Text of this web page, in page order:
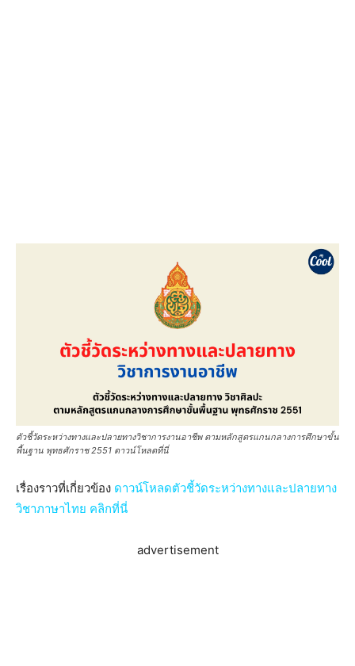
ตัวชี้วัดระหว่างทางและปลายทางวิชาการงานอาชีพ ตามหลักสูตรแกนกลางการศึกษาขั้น
พื้นฐาน พุทธศักราช 2551 ดาวน์โหลดที่นี่
เรื่องราวที่เกี่ยวข้อง ดาวน์โหลดตัวชี้วัดระหว่างทางและปลายทาง
วิชาภาษาไทย คลิกที่นี่
advertisement